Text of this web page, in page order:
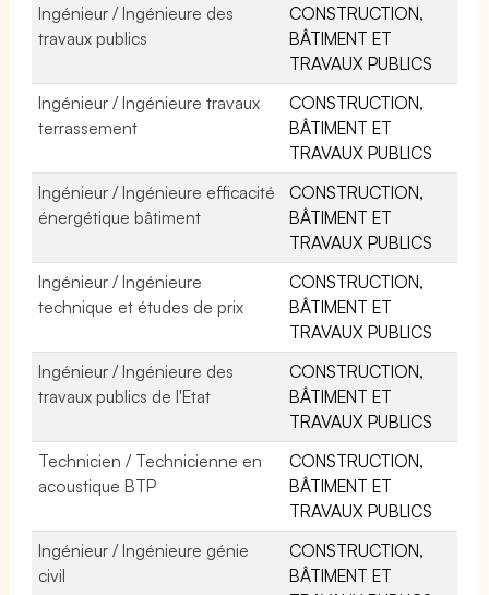
Ingénieur / Ingénieure des
travaux publics
CONSTRUCTION,
BÂTIMENT ET
TRAVAUX PUBLICS
Ingénieur / Ingénieure travaux
terrassement
CONSTRUCTION,
BÂTIMENT ET
TRAVAUX PUBLICS
Ingénieur / Ingénieure efficacité
énergétique bâtiment
CONSTRUCTION,
BÂTIMENT ET
TRAVAUX PUBLICS
Ingénieur / Ingénieure
technique et études de prix
CONSTRUCTION,
BÂTIMENT ET
TRAVAUX PUBLICS
Ingénieur / Ingénieure des
travaux publics de l'Etat
CONSTRUCTION,
BÂTIMENT ET
TRAVAUX PUBLICS
Technicien / Technicienne en
acoustique BTP
CONSTRUCTION,
BÂTIMENT ET
TRAVAUX PUBLICS
Ingénieur / Ingénieure génie
civil
CONSTRUCTION,
BÂTIMENT ET